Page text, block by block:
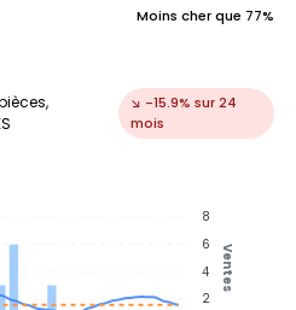
Moins cher que 77%
↘ -15.9% sur 24
mois
8
6
4
2
Ventes